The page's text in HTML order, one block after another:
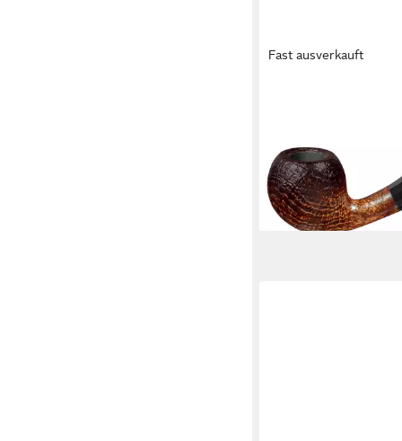
Fast ausverkauft
Germany -, (in einer
verpackt), made in
129,99 €
lieferbar - in 7-9